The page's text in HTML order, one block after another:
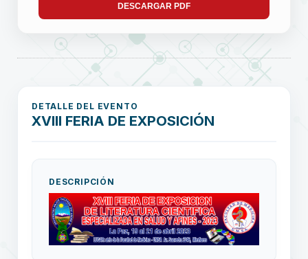
DESCARGAR PDF
DETALLE DEL EVENTO
XVIII FERIA DE EXPOSICIÓN
DESCRIPCIÓN